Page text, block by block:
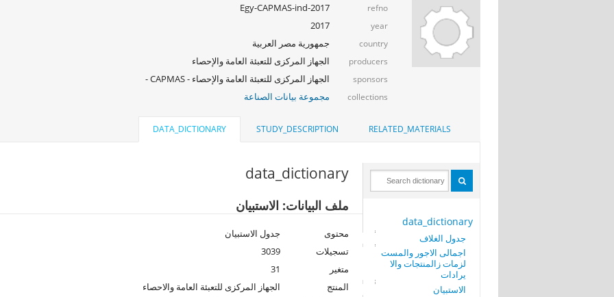
refno
Egy-CAPMAS-ind-2017
year
2017
country جمهورية مصر العربية
producers الجهاز المركزى للتعبئة العامة والإحصاء
sponsors الجهاز المركزى للتعبئة العامة والإحصاء - CAPMAS -
collections مجموعة بيانات الصناعة
RELATED_MATERIALS
STUDY_DESCRIPTION
DATA_DICTIONARY
data_dictionary
جدول الغلاف
اجمالى الاجور والمست
لزمات زالمنتجات والا
يرادات
الاستبيان
data_dictionary
ملف البيانات: الاستبيان
محتوى
جدول الاستبيان
تسجيلات
3039
متغير
31
المنتج
الجهاز المركزى للتعبئة العامة والاحصاء